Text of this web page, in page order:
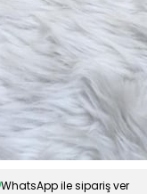
WhatsApp ile sipariş ver